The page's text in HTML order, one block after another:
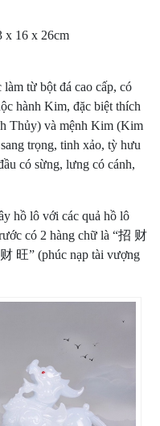
x 16 x 26cm
từ bột đá cao cấp, có
hành Kim, đặc biệt thích
Thủy) và mệnh Kim (Kim
trọng, tinh xảo, tỳ hưu
có sừng, lưng có cánh,
hồ lô với các quả hồ lô
có 2 hàng chữ là “招 财
旺” (phúc nạp tài vượng